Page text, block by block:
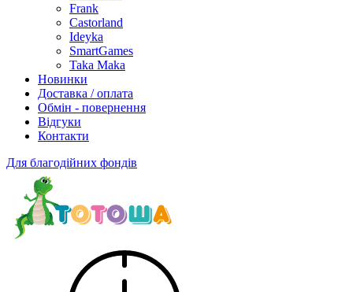
Frank
Castorland
Ideyka
SmartGames
Taka Maka
Новинки
Доставка / оплата
Обмін - повернення
Відгуки
Контакти
Для благодійних фондів